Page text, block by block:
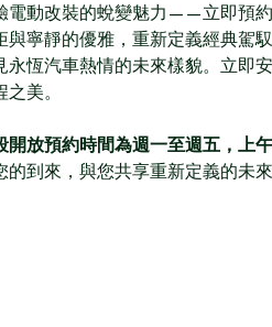
電動改裝的蛻變魅力——立即預
與寧靜的優雅，重新定義經典駕
永恆汽車熱情的未來樣貌。立即
美。
開放預約時間為週一至週五，上
的到來，與您共享重新定義的未來